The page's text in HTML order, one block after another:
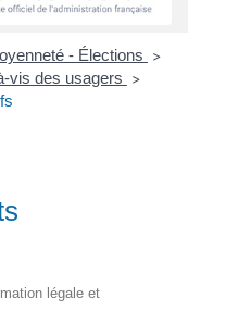
- Élections >
vis des usagers >
légale et